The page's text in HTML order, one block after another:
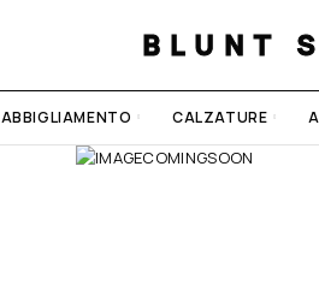
BLUNT
ABBIGLIAMENTO CALZATURE